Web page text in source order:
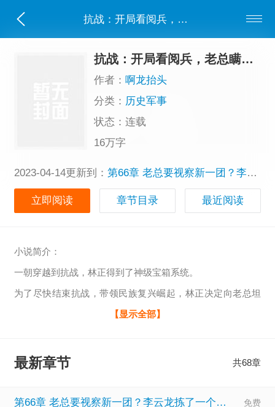
抗战：开局看阅兵，老总瞒不住了
抗战：开局看阅兵，老总瞒不住了
作者：啊龙抬头
分类： 历史军事
状态：连载
16万字
2023-04-14更新到： 第66章 老总要视察新一团？李云龙拣了一个团长（今晚上架，跪求首订）
立即阅读 章节目录 最近阅读
小说简介：
一朝穿越到抗战，林正得到了神级宝箱系统。
为了尽快结束抗战，带领民族复兴崛起，林正决定向老总坦
白穿越者身份，开局便给老总看阅兵照片，震惊老总。
通过不断爆宝箱获得奖励，林正的部队成为了海陆空最强三
爆出AK47步枪。
【显示全部】
最新章节 共68章
第66章 老总要视察新一团？李云龙拣了一个团长（今晚上架，跪求首订）